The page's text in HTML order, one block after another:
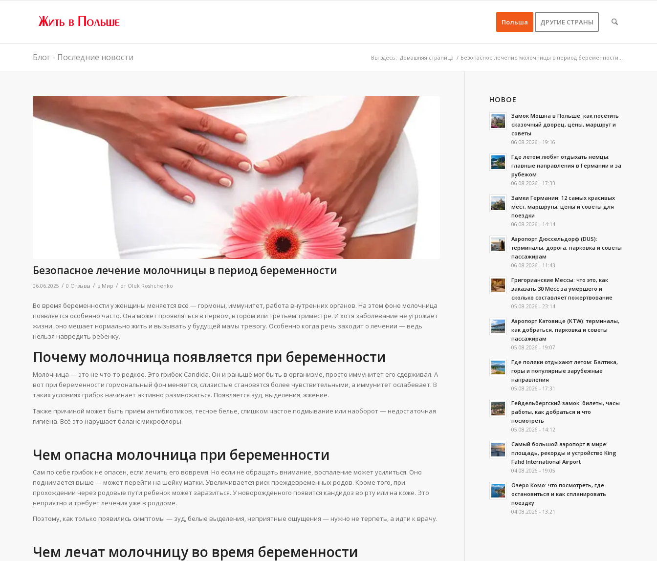
Польша ДРУГИЕ СТРАНЫ
Блог - Последние новости Вы здесь: Домашняя страница / Безопасное лечение молочницы в период беременности...
Безопасное лечение молочницы в период беременности
06.06.2025 / 0 Отзывы / в Мир / от Olek Roshchenko
Во время беременности у женщины меняется всё — гормоны, иммунитет, работа внутренних органов. На этом фоне молочница
появляется особенно часто. Она может проявляться в первом, втором или третьем триместре. И хотя заболевание не угрожает
жизни, оно мешает нормально жить и вызывать у будущей мамы тревогу. Особенно когда речь заходит о лечении — ведь
нельзя навредить ребенку.
Почему молочница появляется при беременности
Молочница — это не что-то редкое. Это грибок Candida. Он и раньше мог быть в организме, просто иммунитет его сдерживал. А
вот при беременности гормональный фон меняется, слизистые становятся более чувствительными, а иммунитет ослабевает. В
таких условиях грибок начинает активно размножаться. Появляется зуд, выделения, жжение.
Также причиной может быть приём антибиотиков, тесное белье, слишком частое подмывание или наоборот — недостаточная
гигиена. Всё это нарушает баланс микрофлоры.
Чем опасна молочница при беременности
Сам по себе грибок не опасен, если лечить его вовремя. Но если не обращать внимание, воспаление может усилиться. Оно
поднимается выше — может перейти на шейку матки. Увеличивается риск преждевременных родов. Кроме того, при
прохождении через родовые пути ребенок может заразиться. У новорожденного появится кандидоз во рту или на коже. Это
неприятно и требует лечения уже в роддоме.
Поэтому, как только появились симптомы — зуд, белые выделения, неприятные ощущения — нужно не терпеть, а идти к врачу.
Чем лечат молочницу во время беременности
НОВОЕ
Замок Мошна в Польше: как посетить
сказочный дворец, цены, маршрут и
советы
06.08.2026 - 19:16
Где летом любят отдыхать немцы:
главные направления в Германии и за
рубежом
06.08.2026 - 17:33
Замки Германии: 12 самых красивых
мест, маршруты, цены и советы для
поездки
06.08.2026 - 14:14
Аэропорт Дюссельдорф (DUS):
терминалы, дорога, парковка и советы
пассажирам
06.08.2026 - 11:43
Григорианские Мессы: что это, как
заказать 30 Месс за умершего и
сколько составляет пожертвование
05.08.2026 - 23:14
Аэропорт Катовице (KTW): терминалы,
как добраться, парковка и советы
пассажирам
05.08.2026 - 19:07
Где поляки отдыхают летом: Балтика,
горы и популярные зарубежные
направления
05.08.2026 - 17:31
Гейдельбергский замок: билеты, часы
работы, как добраться и что
посмотреть
05.08.2026 - 14:12
Самый большой аэропорт в мире:
площадь, рекорды и устройство King
Fahd International Airport
04.08.2026 - 19:05
Озеро Комо: что посмотреть, где
остановиться и как спланировать
поездку
04.08.2026 - 13:21